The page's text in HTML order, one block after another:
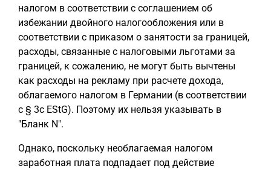
налогом в соответствии с соглашением об
избежании двойного налогообложения или в
соответствии с приказом о занятости за границей,
расходы, связанные с налоговыми льготами за
границей, к сожалению, не могут быть вычтены
как расходы на рекламу при расчете дохода,
облагаемого налогом в Германии (в соответствии
с § 3c EStG). Поэтому их нельзя указывать в
"Бланк N".
Однако, поскольку необлагаемая налогом
заработная плата подпадает под действие